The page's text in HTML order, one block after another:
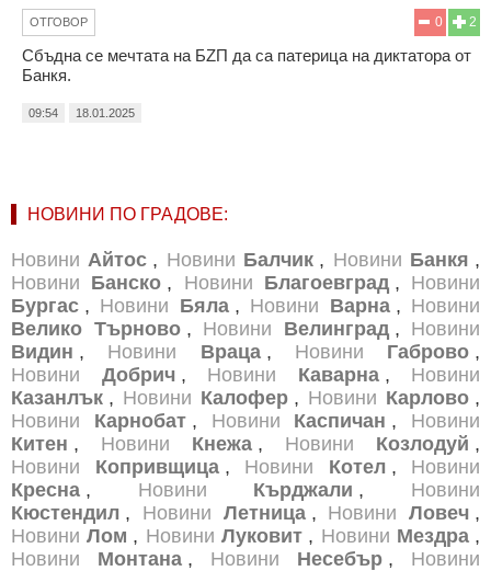
2
0
ОТГОВОР
Сбъдна се мечтата на БZП да са патерица на диктатора от
Банкя.
09:54 18.01.2025
НОВИНИ ПО ГРАДОВЕ:
Новини Айтос , Новини Балчик , Новини Банкя ,
Новини Банско , Новини Благоевград , Новини
Бургас , Новини Бяла , Новини Варна , Новини
Велико Търново , Новини Велинград , Новини
Видин , Новини Враца , Новини Габрово ,
Новини
Добрич , Новини Каварна , Новини
Казанлък , Новини Калофер , Новини Карлово ,
Новини
Карнобат , Новини Каспичан , Новини
Китен , Новини Кнежа , Новини Козлодуй ,
Новини
Копривщица , Новини Котел , Новини
Кресна , Новини Кърджали , Новини
Кюстендил , Новини Летница , Новини Ловеч ,
Новини Лом , Новини Луковит , Новини Мездра ,
Новини
Монтана , Новини Несебър , Новини